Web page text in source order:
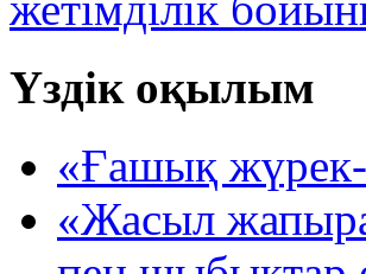
Үздік оқылым
«Ғашық жүрек-
«Жасыл